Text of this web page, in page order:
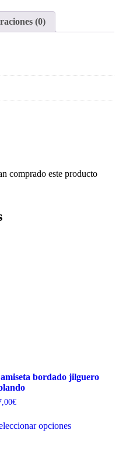
(0)
comprado este producto
bordado jilguero
€
opcionesproducto